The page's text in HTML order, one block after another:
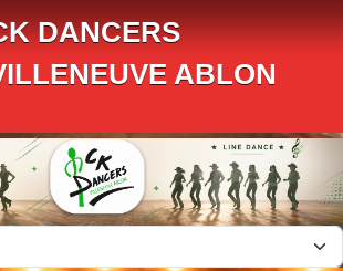
DANCERS
ABLON
des cookies